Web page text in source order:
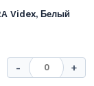
Videx, Белый
- +